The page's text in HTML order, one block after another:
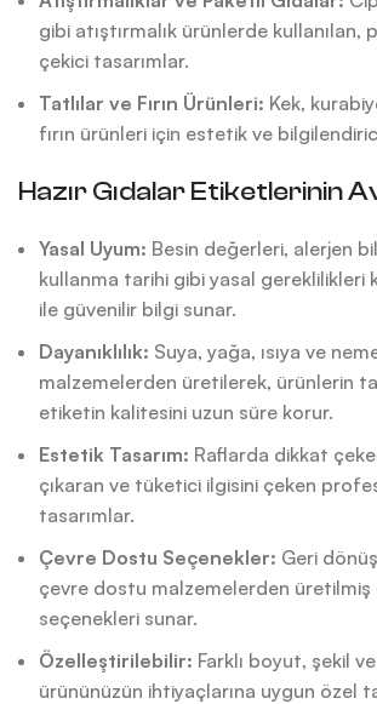
gibi atıştırmalık ürünlerde kullanılan,
çekici tasarımlar.
Tatlılar ve Fırın Ürünleri: Kek,
fırın ürünleri için estetik ve
Hazır Gıdalar Etiketlerinin
Yasal Uyum: Besin değerleri, alerjen
kullanma tarihi gibi yasal gereklilikleri
ile güvenilir bilgi sunar.
Dayanıklılık: Suya, yağa, ısıya ve
malzemelerden üretilerek, ürünlerin
etiketin kalitesini uzun süre korur.
Estetik Tasarım: Raflarda dikkat
çıkaran ve tüketici ilgisini çeken
tasarımlar.
Çevre Dostu Seçenekler: Geri
çevre dostu malzemelerden
seçenekleri sunar.
Özelleştirilebilir: Farklı boyut, şekil
ürününüzün ihtiyaçlarına uygun özel